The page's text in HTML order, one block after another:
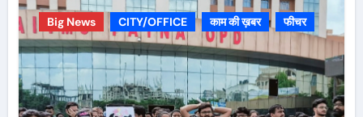
Big News CITY/OFFICE काम की ख़बर फीचर